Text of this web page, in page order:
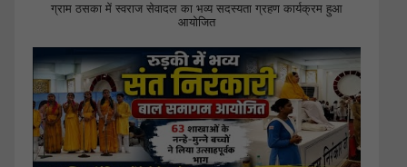
ग्राम ठसका में स्वराज सेवादल का भव्य सदस्यता ग्रहण कार्यक्रम हुआ
आयोजित